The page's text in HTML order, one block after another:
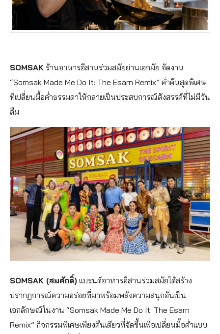
SOMSAK ร้านอาหารอีสานร่วมสมัยย่านเอกมัย จัดงาน
“Somsak Made Me Do It: The Esarn Remix” ค่ำคืนสุดพิเศษ
ที่เปลี่ยนมื้อค่ำธรรมดาให้กลายเป็นประสบการณ์สังสรรค์ที่ไม่มีวัน
ลืม
SOMSAK (สมศักดิ์) แบรนด์อาหารอีสานร่วมสมัยได้สร้าง
ปรากฏการณ์ความอร่อยที่มาพร้อมพลังความสนุกอันเป็น
เอกลักษณ์ในงาน “Somsak Made Me Do It: The Esarn
Remix” กิจกรรมพิเศษเพียงคืนเดียวที่จัดขึ้นเพื่อเปลี่ยนมื้อค่ำแบบ